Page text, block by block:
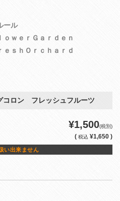
ール
ｏｗｅｒＧａｒｄｅｎ
ｅｓｈＯｒｃｈａｒｄ
コロン フレッシュフルーツ
¥1,500(税別)
( 税込 ¥1,650 )
い出来ません